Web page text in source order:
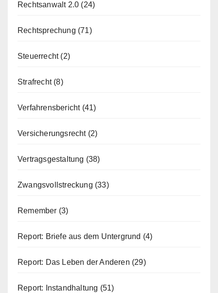
Rechtsanwalt 2.0 (24)
Rechtsprechung (71)
Steuerrecht(2)
Strafrecht(8)
Verfahrensbericht(41)
Versicherungsrecht(2)
Vertragsgestaltung (38)
Zwangsvollstreckung (33)
Remember (3)
Report: Briefe aus dem Untergrund (4)
Report: Das Leben der Anderen (29)
Report: Instandhaltung (51)